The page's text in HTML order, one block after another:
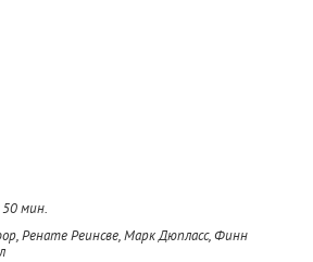
50 мин.
Ренате Реинсве, Марк Дюпласс, Финн